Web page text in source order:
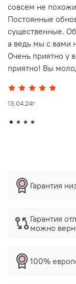
совсем не
Постоянные
существенные.
а ведь мы с вами
Очень приятно у
приятно! Вы
13.04.24г
Гарантия
Гарантия
можно
100%